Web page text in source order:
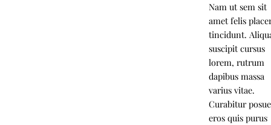
Nam ut sem sit
amet felis
tincidunt.
suscipit cursus
lorem, rutrum
dapibus massa
varius vitae.
Curabitur
eros quis purus